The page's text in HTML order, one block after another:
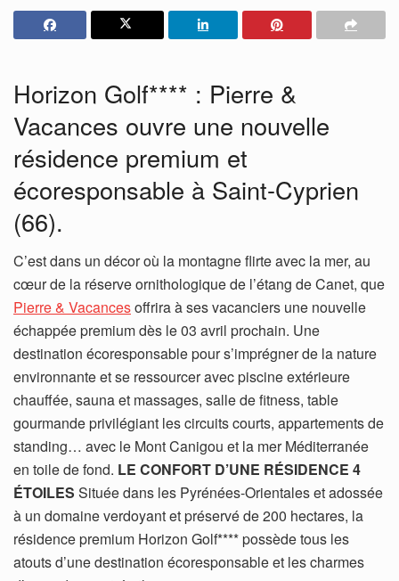
Horizon Golf**** : Pierre &
Vacances ouvre une nouvelle
résidence premium et
écoresponsable à Saint-Cyprien
(66).
C’est dans un décor où la montagne flirte avec la mer, au
cœur de la réserve ornithologique de l’étang de Canet, que
Pierre & Vacancesoffrira à ses vacanciers une nouvelle
échappée premium dès le 03 avril prochain. Une
destination écoresponsable pour s’imprégner de la nature
environnante et se ressourcer avec piscine extérieure
chauffée, sauna et massages, salle de fitness, table
gourmande privilégiant les circuits courts, appartements de
standing… avec le Mont Canigou et la mer Méditerranée
en toile de fond. LE CONFORT D’UNE RÉSIDENCE 4
ÉTOILES Située dans les Pyrénées-Orientales et adossée
à un domaine verdoyant et préservé de 200 hectares, la
résidence premium Horizon Golf**** possède tous les
atouts d’une destination écoresponsable et les charmes